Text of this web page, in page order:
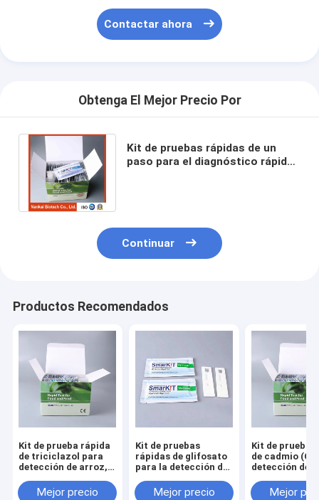
Contactar ahora
Obtenga El Mejor Precio Por
Kit de pruebas rápidas de un
paso para el diagnóstico rápido
Continuar
Productos Recomendados
Kit de prueba rápida
de triciclazol para
detección de arroz,
cerealesMejor precio
Kit de pruebas
rápidas de glifosato
para la detección de
maíz, soja y granos
Mejor precio
Kit de prueba
de cadmio
detección de
frutasMejor